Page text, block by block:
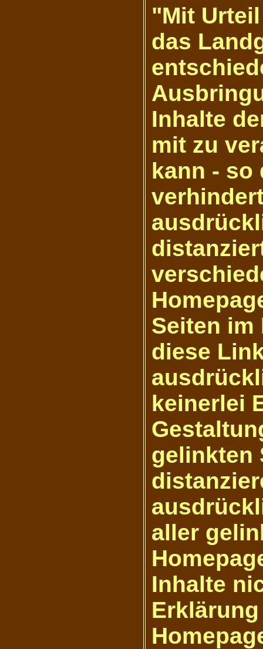
"Mit
das
Inhalte
mit zu
kann - so
Seiten im
diese
keinerlei
gelinkten
aller
Inhalte